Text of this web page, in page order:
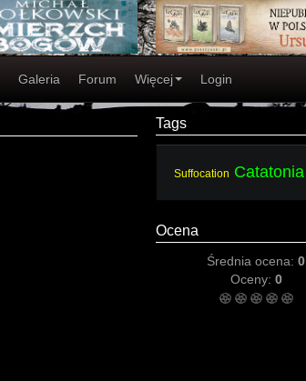
Galeria Forum Więcej Login
Tags
Suffocation Catatonia
Ocena
Średnia ocena: 0
Oceny: 0